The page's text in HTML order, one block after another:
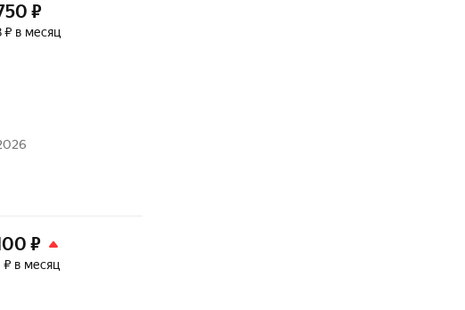
₽
₽ в месяц
₽
₽ в месяц